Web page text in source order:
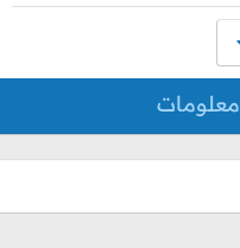
معلومات